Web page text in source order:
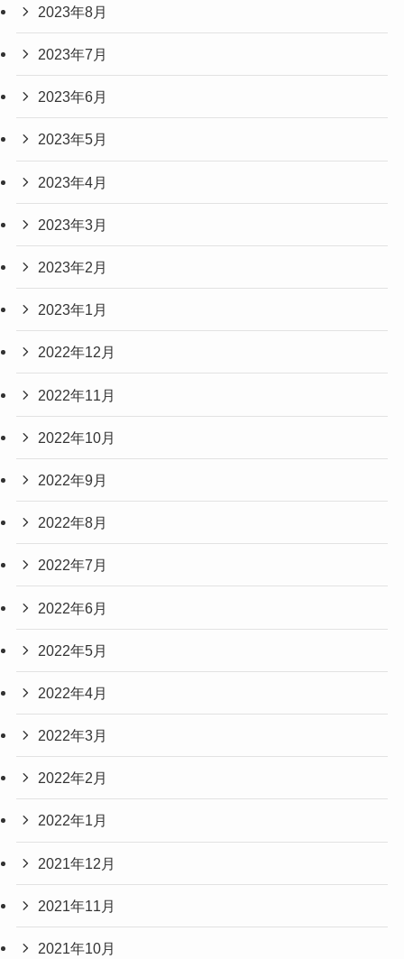
2023年8月
2023年7月
2023年6月
2023年5月
2023年4月
2023年3月
2023年2月
2023年1月
2022年12月
2022年11月
2022年10月
2022年9月
2022年8月
2022年7月
2022年6月
2022年5月
2022年4月
2022年3月
2022年2月
2022年1月
2021年12月
2021年11月
2021年10月